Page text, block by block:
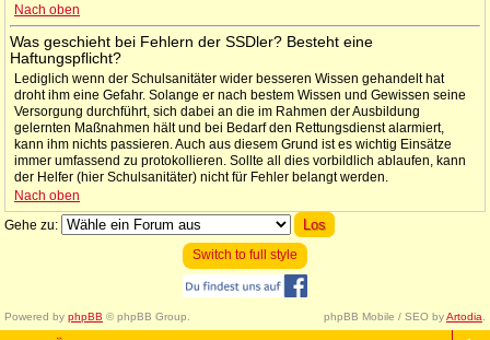
Nach oben
Was geschieht bei Fehlern der SSDler? Besteht eine
Haftungspflicht?
Lediglich wenn der Schulsanitäter wider besseren Wissen gehandelt hat
droht ihm eine Gefahr. Solange er nach bestem Wissen und Gewissen seine
Versorgung durchführt, sich dabei an die im Rahmen der Ausbildung
gelernten Maßnahmen hält und bei Bedarf den Rettungsdienst alarmiert,
kann ihm nichts passieren. Auch aus diesem Grund ist es wichtig Einsätze
immer umfassend zu protokollieren. Sollte all dies vorbildlich ablaufen, kann
der Helfer (hier Schulsanitäter) nicht für Fehler belangt werden.
Nach oben
Gehe zu:
Switch to full style
Powered by phpBB © phpBB Group. phpBB Mobile / SEO byArtodia